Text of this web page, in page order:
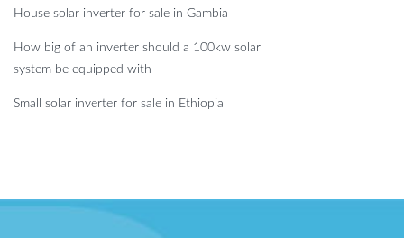
House solar inverter for sale in Gambia
How big of an inverter should a 100kw solar
system be equipped with
Small solar inverter for sale in Ethiopia